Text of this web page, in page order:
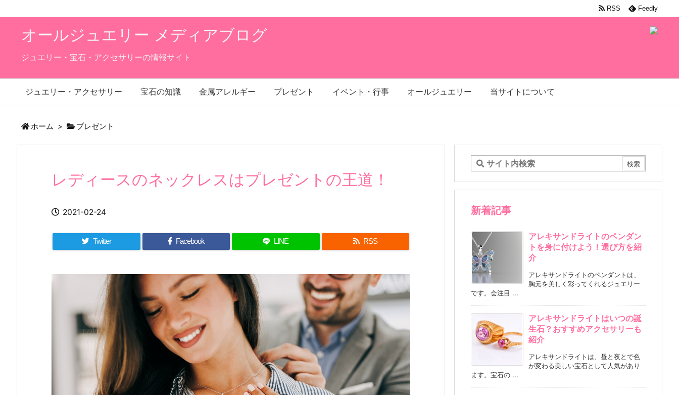
オールジュエリー メディアブログ
ジュエリー・宝石・アクセサリーの情報サイト
ジュエリー・アクセサリー 宝石の知識 金属アレルギー プレゼント イベント・行事 オールジュエリー 当サイトについて
RSS Feedly
ホーム > プレゼント
レディースのネックレスはプレゼントの王道！
2021-02-24
Twitter Facebook LINE RSS
新着記事
アレキサンドライトのペンダン
トを身に付けよう！選び方を紹
介
アレキサンドライトのペンダントは、
胸元を美しく彩ってくれるジュエリー
です。会注目 ...
アレキサンドライトはいつの誕
生石？おすすめアクセサリーも
紹介
アレキサンドライトは、昼と夜とで色
が変わる美しい宝石として人気があり
ます。宝石の ...